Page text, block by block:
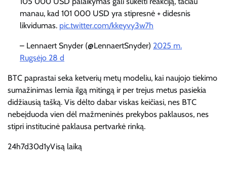
manau, kad 101 000 USD yra stipresnė + didesnis
likvidumas. pic.twitter.com/kkeyvy3w7h
– Lennaert Snyder (@LennaertSnyder) 2025 m.
Rugsėjo 28 d
BTC paprastai seka ketverių metų modeliu, kai naujojo tiekimo
sumažinimas lemia ilgą mitingą ir per trejus metus pasiekia
didžiausią tašką. Vis dėlto dabar viskas keičiasi, nes BTC
nebeįduoda vien dėl mažmeninės prekybos paklausos, nes
stipri institucinė paklausa pertvarkė rinką.
24h7d30d1yVisą laiką